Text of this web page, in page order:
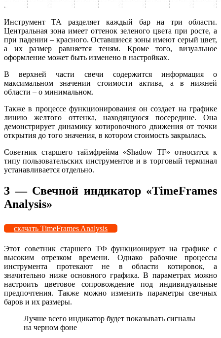
Инструмент ТА разделяет каждый бар на три области.
Центральная зона имеет оттенок зеленого цвета при росте, а
при падении – красного. Оставшиеся зоны имеют серый цвет,
а их размер равняется теням. Кроме того, визуальное
оформление может быть изменено в настройках.
В верхней части свечи содержится информация о
максимальном значении стоимости актива, а в нижней
области – о минимальном.
Также в процессе функционирования он создает на графике
линию желтого оттенка, находящуюся посередине. Она
демонстрирует динамику котировочного движения от точки
открытия до того значения, в котором стоимость закрылась.
Советник старшего таймфрейма «Shadow TF» относится к
типу пользовательских инструментов и в торговый терминал
устанавливается отдельно.
3 — Свечной индикатор «TimeFrames
Analysis»
скачать TimeFrames Analysis
Этот советник старшего ТФ функционирует на графике с
высоким отрезком времени. Однако рабочие процессы
инструмента протекают не в области котировок, а
значительно ниже основного графика. В параметрах можно
настроить цветовое сопровождение под индивидуальные
предпочтения. Также можно изменить параметры свечных
баров и их размеры.
Лучше всего индикатор будет показывать сигналы
на черном фоне